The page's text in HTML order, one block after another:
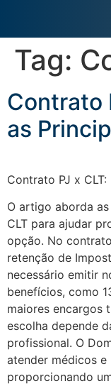
Tag:
Contrato
as
Contrato PJ x
O artigo aborda
CLT para ajudar
opção. No
retenção de
necessário emitir
benefícios, como
maiores encargos
escolha depende
profissional. O
atender médicos e
proporcionando